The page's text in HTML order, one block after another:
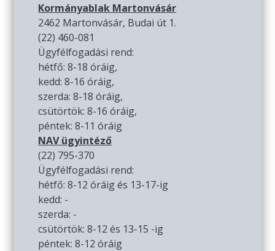
Kormányablak Martonvásár
2462 Martonvásár, Budai út 1.
(22) 460-081
Ügyfélfogadási rend:
hétfő: 8-18 óráig,
kedd: 8-16 óráig,
szerda: 8-18 óráig,
csütörtök: 8-16 óráig,
péntek: 8-11 óráig
NAV ügyintéző
(22) 795-370
Ügyfélfogadási rend:
hétfő: 8-12 óráig és 13-17-ig
kedd: -
szerda: -
csütörtök: 8-12 és 13-15 -ig
péntek: 8-12 óráig